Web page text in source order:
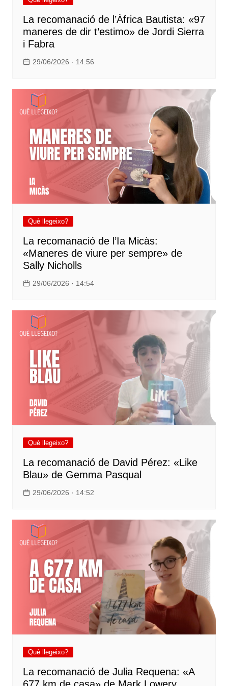
La recomanació de l’Àfrica Bautista: «97
maneres de dir t’estimo» de Jordi Sierra
i Fabra
29/06/2026 · 14:56
Què llegeixo?
La recomanació de l’Ia Micàs:
«Maneres de viure per sempre» de
Sally Nicholls
29/06/2026 · 14:54
Què llegeixo?
La recomanació de David Pérez: «Like
Blau» de Gemma Pasqual
29/06/2026 · 14:52
Què llegeixo?
La recomanació de Julia Requena: «A